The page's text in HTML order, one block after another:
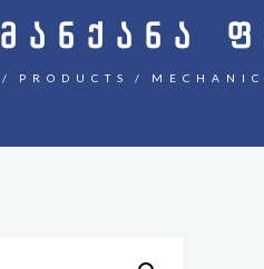
ᲛᲐᲜᲥᲐᲜᲐ
PRODUCTS